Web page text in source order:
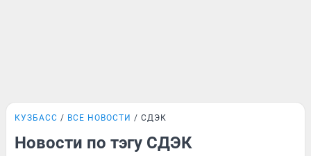
КУЗБАСС ВСЕ НОВОСТИ СДЭК
Новости по тэгу СДЭК